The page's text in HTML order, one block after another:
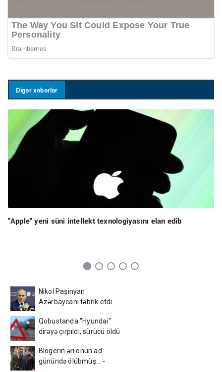
Digər xəbərlər
"Apple" yeni süni intellekt texnologiyasını elan edib
Nikol Paşinyan
Azərbaycanı təbrik etdi
Qobustanda "Hyundai"
dirəyə çırpıldı, sürücü öldü
Blogerin əri onun ad
günündə ölübmüş... -